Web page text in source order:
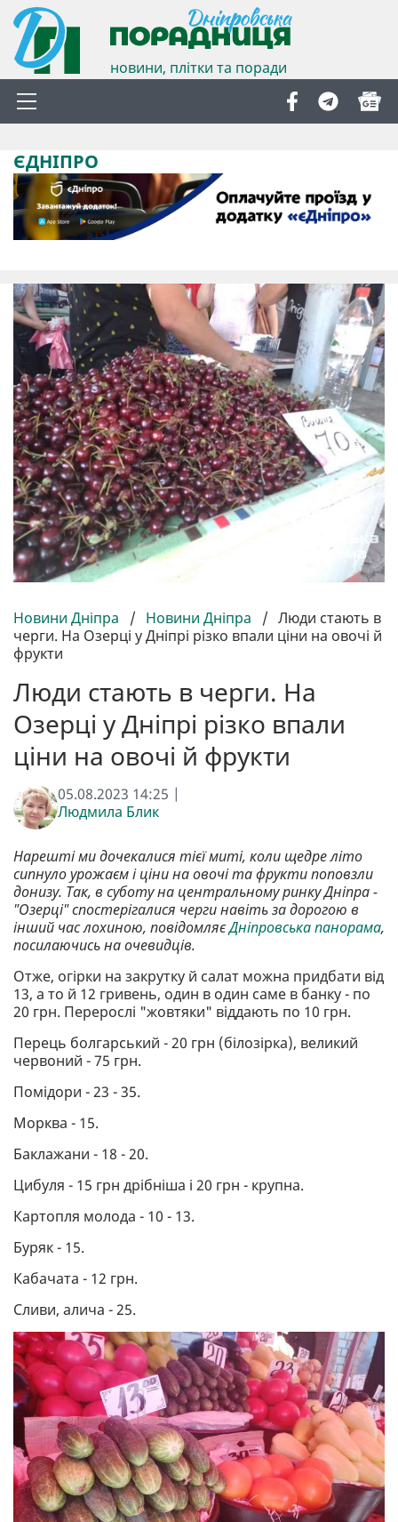
новини, плітки та поради
ЄДНІПРО
Новини Дніпра / Новини Дніпра / Люди стають в
черги. На Озерці у Дніпрі різко впали ціни на овочі й
фрукти
Люди стають в черги. На
Озерці у Дніпрі різко впали
ціни на овочі й фрукти
05.08.2023 14:25 |
Людмила Блик
Нарешті ми дочекалися тієї миті, коли щедре літо
сипнуло урожаєм і ціни на овочі та фрукти поповзли
донизу. Так, в суботу на центральному ринку Дніпра -
"Озерці" спостерігалися черги навіть за дорогою в
інший час лохиною, повідомляєДніпровська панорама,
посилаючись на очевидців.
Отже, огірки на закрутку й салат можна придбати від
13, а то й 12 гривень, один в один саме в банку - по
20 грн. Перерослі "жовтяки" віддають по 10 грн.
Перець болгарський - 20 грн (білозірка), великий
червоний - 75 грн.
Помідори - 23 - 35.
Морква - 15.
Баклажани - 18 - 20.
Цибуля - 15 грн дрібніша і 20 грн - крупна.
Картопля молода - 10 - 13.
Буряк - 15.
Кабачата - 12 грн.
Сливи, алича - 25.